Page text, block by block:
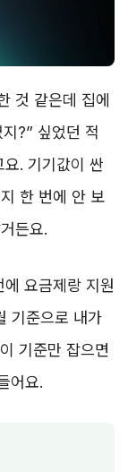
것 같은데 집에
?” 싶었던 적
. 기기값이 싼
한 번에 안 보
든요.
요금제랑 지원
기준으로 내가
기준만 잡으면
어요.